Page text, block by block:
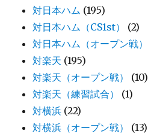
対日本ハム (195)
対日本ハム（CS1st）
(2)
対日本ハム（オープン戦）
対楽天 (195)
対楽天（オープン戦）
(10)
対楽天（練習試合）
(1)
対横浜 (22)
対横浜（オープン戦）
(13)